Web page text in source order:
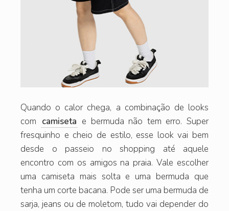
Quando o calor chega, a combinação de looks
com camiseta e bermuda não tem erro. Super
fresquinho e cheio de estilo, esse look vai bem
desde o passeio no shopping até aquele
encontro com os amigos na praia. Vale escolher
uma camiseta mais solta e uma bermuda que
tenha um corte bacana. Pode ser uma bermuda de
sarja, jeans ou de moletom, tudo vai depender do